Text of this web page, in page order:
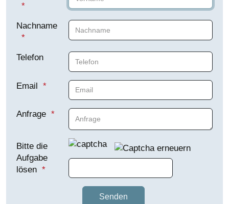
Nachname
Telefon
Email
Anfrage
Bitte die
Aufgabe
lösen